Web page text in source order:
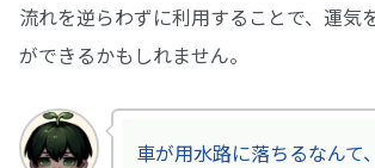
流れを逆らわずに利用することで、運気
ができるかもしれません。
車が用水路に落ちるなんて